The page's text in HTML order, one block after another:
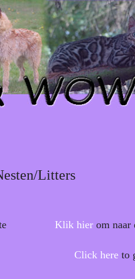
Litters
Klik hierom naar
Click here to